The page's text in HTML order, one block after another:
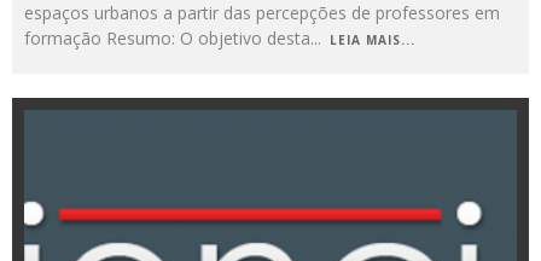
espaços urbanos a partir das percepções de professores em
formação Resumo: O objetivo desta... LEIA MAIS...